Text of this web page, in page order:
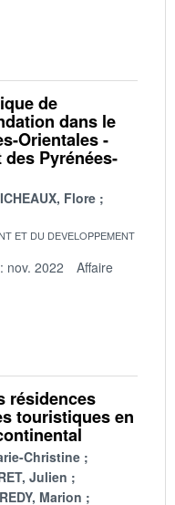
de
dans le
Orientales -
des Pyrénées-
Flore
ET DU DEVELOPPEMENT
nov. 2022
Affaire
résidences
touristiques en
Christine
Julien
Marion